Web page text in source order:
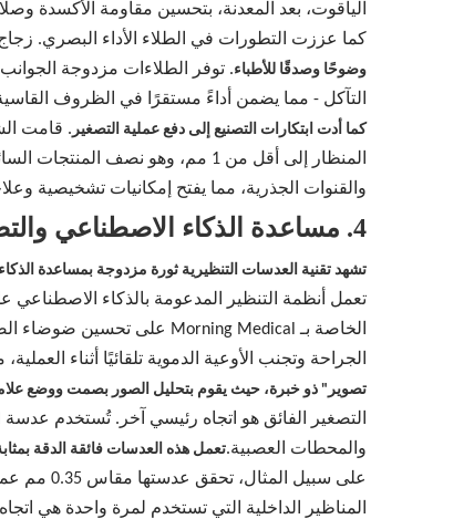
الياقوت، بعد المعدنة، بتحسين مقاومة الأكسدة
كما عززت التطورات في الطلاء الأداء البصري. زجاج
وضوحًا وصدقًا للأطباء
التآكل - مما يضمن أداءً مستقرًا في الظروف
كما أدت ابتكارات التصنيع إلى دفع عملية التصغير
المنظار إلى أقل من 1 مم، وهو
والقنوات الجذرية، مما يفتح إمكانيات تشخيصية
4. مساعدة الذكاء الاصطناعي والتصغير الفائق: الاتجاهات المستقبلية في العدسات التنظيرية
تشهد تقنية العدسات التنظيرية ثورة مزدوجة بمساعدة
تعمل أنظمة التنظير المدعومة بالذكاء الاصطناعي
الجراحة وتجنب الأوعية الدموية تلقائيًا أثناء
تصوير" ذو خبرة، حيث يقوم بتحليل الصور بصمت ووضع
والمحطات العصبية.تعمل هذه العدسات فائقة الدقة
على سبيل المثال، تحقق عدستها مقاس 0.35 مم عمق مجال يبلغ 0.5-120 مم، وهو أوسع من العدسات التقليدية، مما يلتقط التفاصيل الدقيقة والكلية في وقت واحد.